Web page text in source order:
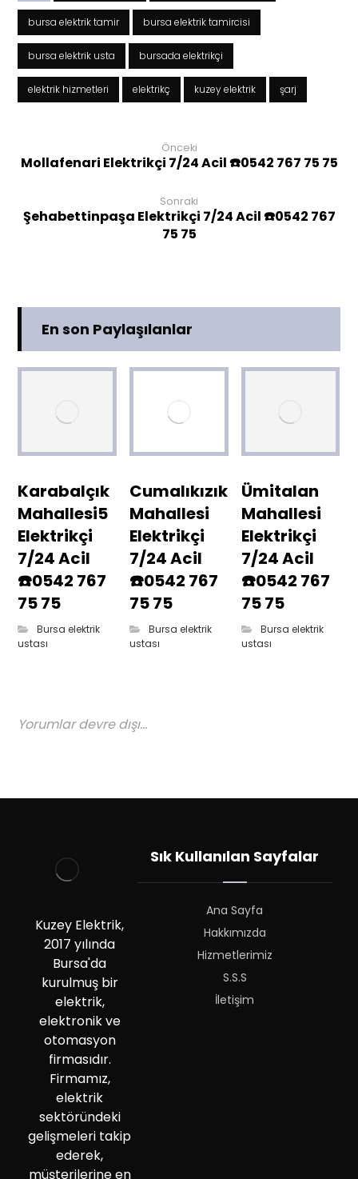
bursa elektrik tamir bursa elektrik tamircisi
bursa elektrik usta bursada elektrikçi
elektrik hizmetleri elektrikç kuzey elektrik şarj
Önceki
Mollafenari Elektrikçi 7/24 Acil ☎️0542 767 75 75
Sonraki
Şehabettinpaşa Elektrikçi 7/24 Acil ☎️0542 767
75 75
En son Paylaşılanlar
Karabalçık
Mahallesi5
Elektrikçi
7/24 Acil
☎️0542 767
75 75
Bursa elektrik
ustası
Cumalıkızık
Mahallesi
Elektrikçi
7/24 Acil
☎️0542 767
75 75
Bursa elektrik
ustası
Ümitalan
Mahallesi
Elektrikçi
7/24 Acil
☎️0542 767
75 75
Bursa elektrik
ustası
Yorumlar devre dışı...
Kuzey Elektrik,
2017 yılında
Bursa'da
kurulmuş bir
elektrik,
elektronik ve
otomasyon
firmasıdır.
Firmamız,
elektrik
sektöründeki
gelişmeleri takip
ederek,
müşterilerine en
Sık Kullanılan Sayfalar
Ana Sayfa
Hakkımızda
Hizmetlerimiz
S.S.S
İletişim